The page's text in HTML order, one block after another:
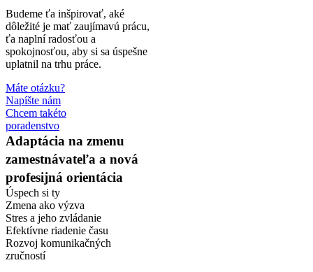
Budeme ťa inšpirovať, aké
dôležité je mať zaujímavú prácu,
ťa naplní radosťou a
spokojnosťou, aby si sa úspešne
uplatnil na trhu práce.
Máte otázku?
Napíšte nám
Chcem takéto
poradenstvo
Adaptácia na zmenu
zamestnávateľa a nová
profesijná orientácia
Úspech si ty
Zmena ako výzva
Stres a jeho zvládanie
Efektívne riadenie času
Rozvoj komunikačných
zručností